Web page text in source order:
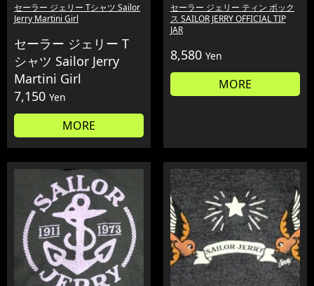
セーラー ジェリー Tシャツ Sailor
Jerry Martini Girl
セーラー ジェリー T
シャツ Sailor Jerry
Martini Girl
7,150 Yen
MORE
セーラー ジェリー ティン ボック
ス SAILOR JERRY OFFICIAL TIP
JAR
8,580 Yen
MORE